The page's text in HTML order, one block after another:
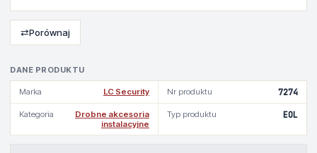
DANE PRODUKTU
Marka LC Security Nr produktu 7274
Kategoria
Drobne akcesoria
instalacyjne
Typ produktu EOL
⇄Porównaj